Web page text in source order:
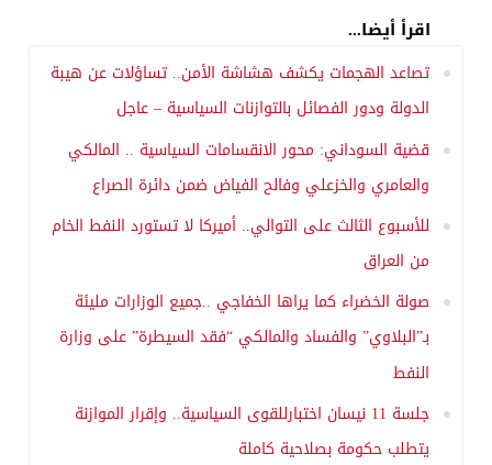
اقرأ أيضا...
تصاعد الهجمات يكشف هشاشة الأمن.. تساؤلات عن هيبة
الدولة ودور الفصائل بالتوازنات السياسية – عاجل
قضية السوداني: محور الانقسامات السياسية .. المالكي
والعامري والخزعلي وفالح الفياض ضمن دائرة الصراع
للأسبوع الثالث على التوالي.. أميركا لا تستورد النفط الخام
من العراق
صولة الخضراء كما يراها الخفاجي ..جميع الوزارات مليئة
بـ”البلاوي” والفساد والمالكي “فقد السيطرة” على وزارة
النفط
جلسة 11 نيسان اختبارللقوى السياسية.. وإقرار الموازنة
يتطلب حكومة بصلاحية كاملة